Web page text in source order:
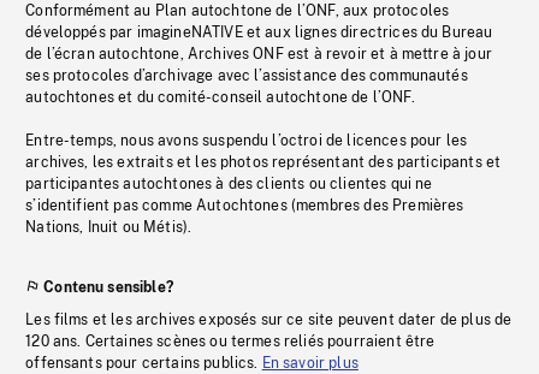
Conformément au Plan autochtone de l’ONF, aux protocoles
développés par imagineNATIVE et aux lignes directrices du Bureau
de l’écran autochtone, Archives ONF est à revoir et à mettre à jour
ses protocoles d’archivage avec l’assistance des communautés
autochtones et du comité-conseil autochtone de l’ONF.
Entre-temps, nous avons suspendu l’octroi de licences pour les
archives, les extraits et les photos représentant des participants et
participantes autochtones à des clients ou clientes qui ne
s’identifient pas comme Autochtones (membres des Premières
Nations, Inuit ou Métis).
Contenu sensible?
Les films et les archives exposés sur ce site peuvent dater de plus de
120 ans. Certaines scènes ou termes reliés pourraient être
offensants pour certains publics. En savoir plus